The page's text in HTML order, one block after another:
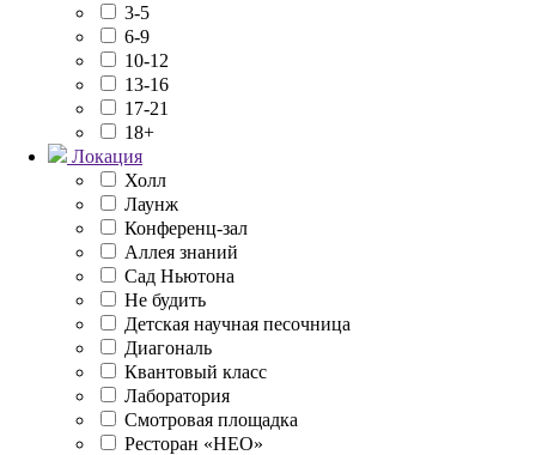
3-5
6-9
10-12
13-16
17-21
18+
Локация
Холл
Лаунж
Конференц-зал
Аллея знаний
Сад Ньютона
Не будить
Детская научная песочница
Диагональ
Квантовый класс
Лаборатория
Смотровая площадка
Ресторан «НЕО»